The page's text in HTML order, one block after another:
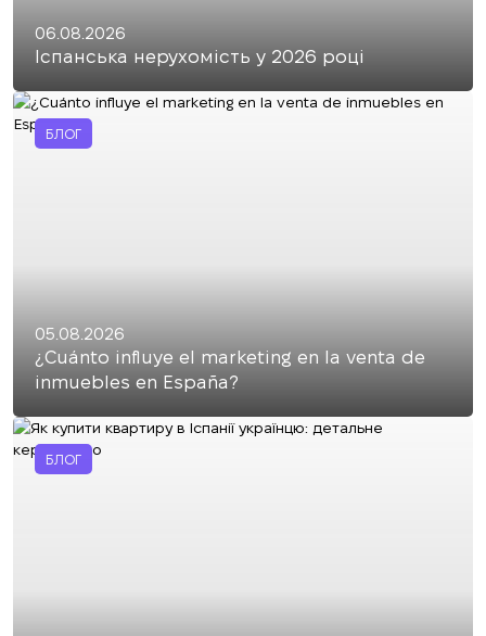
06.08.2026
Іспанська нерухомість у 2026 році
БЛОГ
05.08.2026
¿Cuánto influye el marketing en la venta de
inmuebles en España?
БЛОГ